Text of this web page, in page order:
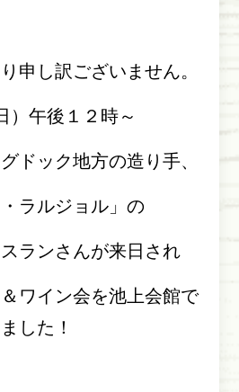
申し訳ございません。
）午後１２時～
ドック地方の造り手、
ラルジョル」の
ランさんが来日され
ワイン会を池上会館で
した！